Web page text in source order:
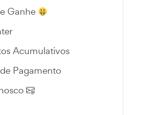
Ganhe
Acumulativos
Pagamento